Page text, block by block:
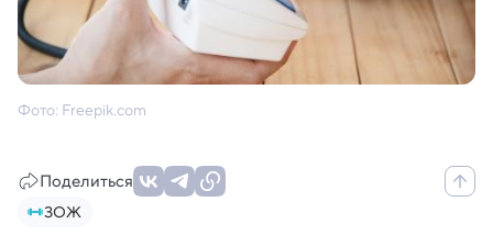
Фото: Freepik.com
Поделиться
ЗОЖ